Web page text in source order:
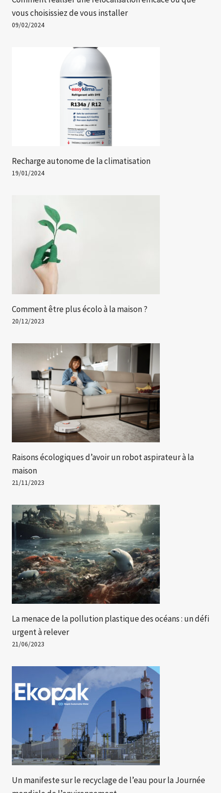
vous choisissiez de vous installer
09/02/2024
Recharge autonome de la climatisation
19/01/2024
Comment être plus écolo à la maison ?
20/12/2023
Raisons écologiques d’avoir un robot aspirateur à la
maison
21/11/2023
La menace de la pollution plastique des océans : un défi
urgent à relever
21/06/2023
Un manifeste sur le recyclage de l’eau pour la Journée